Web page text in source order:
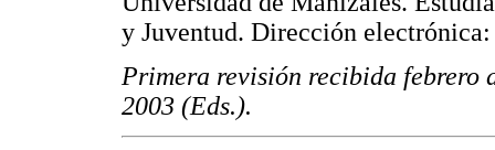
y Juventud. Dirección
Primera revisión recibida febrero
2003 (Eds.).